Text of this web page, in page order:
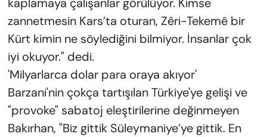
kaplamaya çalışanlar görülüyor. Kimse
zannetmesin Kars’ta oturan, Zêri-Tekemê bir
Kürt kimin ne söylediğini bilmiyor. İnsanlar çok
iyi okuyor." dedi.
'Milyarlarca dolar para oraya akıyor'
Barzani'nin çokça tartışılan Türkiye'ye gelişi ve
"provoke" sabatoj eleştirilerine değinmeyen
Bakırhan, "Biz gittik Süleymaniye’ye gittik. En